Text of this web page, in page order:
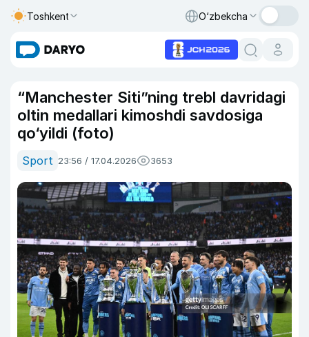
Toshkent O‘zbekcha
“Manchester Siti”ning trebl davridagi
oltin medallari kimoshdi savdosiga
qo‘yildi (foto)
Sport 23:56 / 17.04.2026 3653